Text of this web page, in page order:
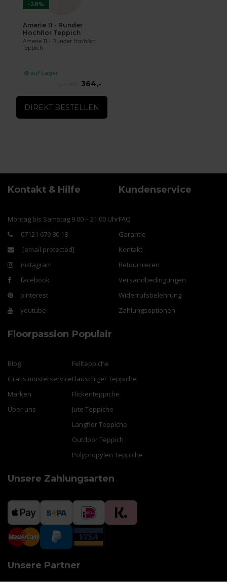
-28%
Amerie 11 - Runder
Hochflor Teppich
Amerie 11 - Runder Hochflor
Teppich
auf Lager
364,-
DIREKT BESTELLEN
Kontakt & Hilfe
Montag bis Samstag 9.00 – 21.00 Uhr
07121 679 80 18
[email protected]
instagram
facebook
pinterest
youtube
Kundenservice
FAQ
Garantie
Kontakt
Retournieren
Versandbedingungen
Widerrufsbelehrung
Zahlungsoptionen
Floorpassion
Blog
Gratis musterservice
Marken
Über uns
Populair
Fellteppiche
Flauschiger Teppiche
Flickenteppiche
Jute Teppiche
Langflor Teppiche
Outdoor Teppich
Polypropylen Teppiche
Unsere Zahlungsarten
Unsere Partner